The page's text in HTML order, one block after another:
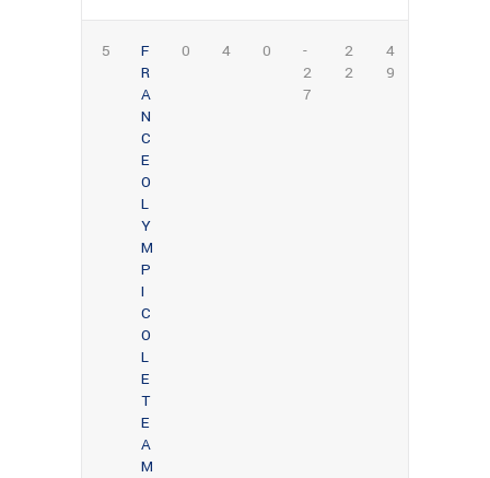
5
F
R
A
N
C
E
O
L
Y
M
P
I
C
O
L
E
T
E
A
M
0 4 0
-
2
7
2
2
4
9